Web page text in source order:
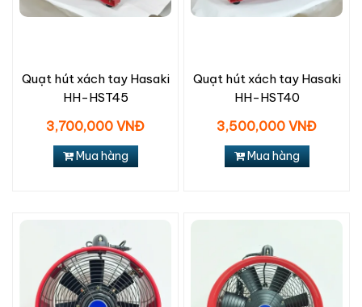
Quạt hút xách tay Hasaki
HH-HST45
3,700,000 VNĐ
Mua hàng
Quạt hút xách tay Hasaki
HH-HST40
3,500,000 VNĐ
Mua hàng